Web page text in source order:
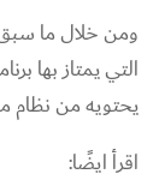
ومن خلال ما
يحتويه من
اقرأ ايضًا: